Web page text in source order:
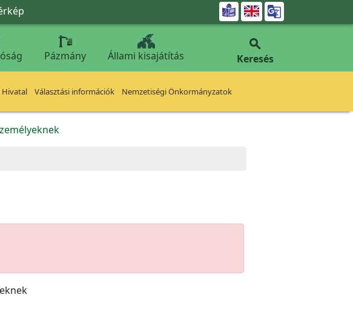

Pázmány Állami kisajátítás

Keresés
Hivatal Választási információk Nemzetiségi Önkormányzatok